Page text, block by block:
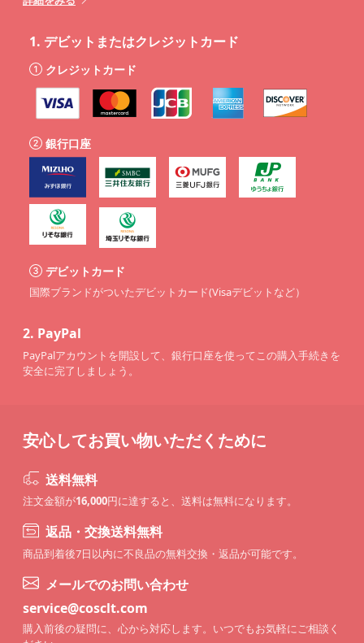
1. デビットまたはクレジットカード
クレジットカード
銀行口座
デビットカード
国際ブランドがついたデビットカード(Visaデビットなど）
2. PayPal
PayPalアカウントを開設して、銀行口座を使ってこの購入手続きを
安全に完了しましょう。
安心してお買い物いただくために
送料無料
注文金額が16,000円に達すると、送料は無料になります。
返品・交換送料無料
商品到着後7日以内に不良品の無料交換・返品が可能です。
メールでのお問い合わせ
service@cosclt.com
購入前後の疑問に、心から対応します。いつでもお気軽にご相談く